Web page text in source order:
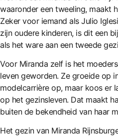
waaronder een tweeling, maakt
Zeker voor iemand als Julio
zijn oudere kinderen, is dit een
als het ware aan een tweede
Voor Miranda zelf is het
leven geworden. Ze groeide op
modelcarrière op, maar koos er
op het gezinsleven. Dat maakt
buiten de bekendheid van haar
Het gezin van Miranda